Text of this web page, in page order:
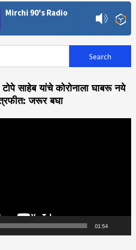
Mirchi 90's Radio
साहेब यांचे कोरोनाला घाबरू नये
जरूर बघा
01:54